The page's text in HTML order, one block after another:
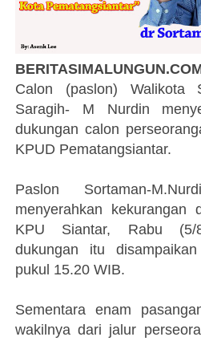
Calon (paslon) Walikota
Saragih- M Nurdin
dukungan calon
KPUD Pematangsiantar.
Paslon Sortaman-
menyerahkan
KPU Siantar, Rabu (5/
dukungan itu
pukul 15.20 WIB.
Sementara enam
wakilnya dari jalur